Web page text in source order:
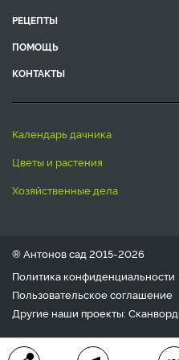
РЕЦЕПТЫ
ПОМОЩЬ
КОНТАКТЫ
календарь дачника
цветы и растения
хозяйственные дела
® Антонов сад 2015-2026
Политика конфиденциальности
Пользовательское соглашение
Другие наши проекты:
Любое использование
письменного согласия редакции